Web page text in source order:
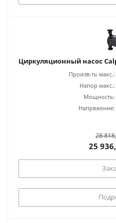
Циркуляционный насос
Произв-ть макс.:
Напор макс.:
Мощность:
Напряжение:
28
25